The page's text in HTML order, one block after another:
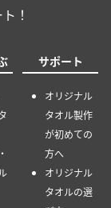
！
サポート
オリジナル
タオル製作
が初めての
方へ
オリジナル
タオルの選